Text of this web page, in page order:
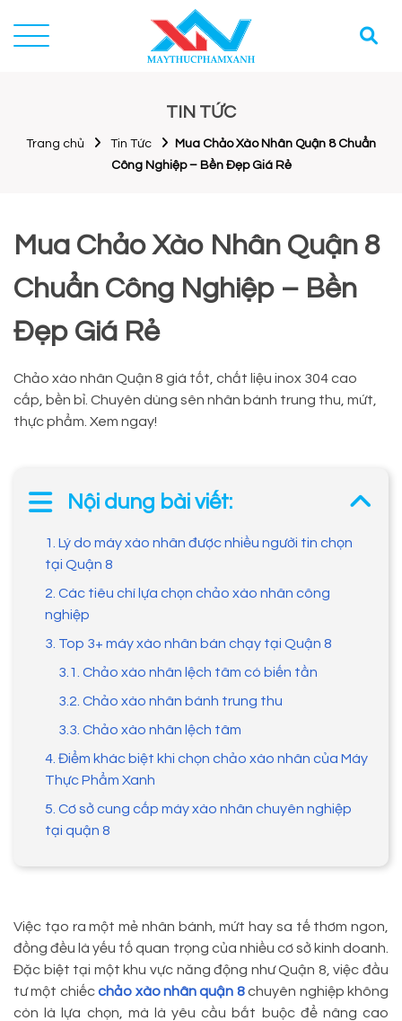
TIN TỨC
Trang chủ Tin Tức
Mua Chảo Xào Nhân Quận 8 Chuẩn
Công Nghiệp – Bền Đẹp Giá Rẻ
Mua Chảo Xào Nhân Quận 8
Chuẩn Công Nghiệp – Bền
Đẹp Giá Rẻ
Chảo xào nhân Quận 8 giá tốt, chất liệu inox 304 cao
cấp, bền bỉ. Chuyên dùng sên nhân bánh trung thu, mứt,
thực phẩm. Xem ngay!
Nội dung bài viết:
1. Lý do máy xào nhân được nhiều người tin chọn
tại Quận 8
2. Các tiêu chí lựa chọn chảo xào nhân công
nghiệp
3. Top 3+ máy xào nhân bán chạy tại Quận 8
3.1. Chảo xào nhân lệch tâm có biến tần
3.2. Chảo xào nhân bánh trung thu
3.3. Chảo xào nhân lệch tâm
4. Điểm khác biệt khi chọn chảo xào nhân của Máy
Thực Phẩm Xanh
5. Cơ sở cung cấp máy xào nhân chuyên nghiệp
tại quận 8
Việc tạo ra một mẻ nhân bánh, mứt hay sa tế thơm ngon,
đồng đều là yếu tố quan trọng của nhiều cơ sở kinh doanh.
Đặc biệt tại một khu vực năng động như Quận 8, việc đầu
tư một chiếcchảo xào nhân quận 8chuyên nghiệp không
còn là lựa chọn, mà là yêu cầu bắt buộc để nâng cao